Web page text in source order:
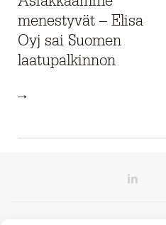
menestyvät – Elisa
Oyj sai Suomen
laatupalkinnon